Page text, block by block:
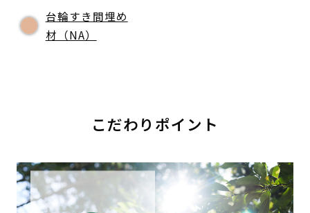
台輪すき間埋め
材（NA）
こだわりポイント